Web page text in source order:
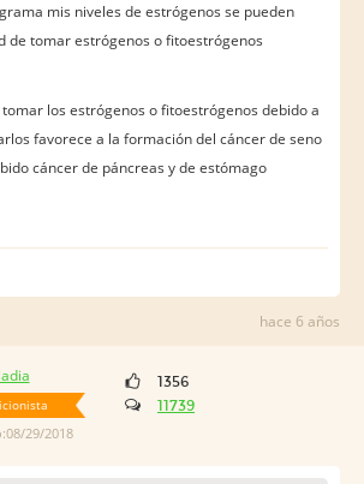
mis niveles de estrógenos se pueden
de tomar estrógenos o fitoestrógenos
los estrógenos o fitoestrógenos debido a
favorece a la formación del cáncer de seno
cáncer de páncreas y de estómago
hace 6 años
29/2018
1356
11739